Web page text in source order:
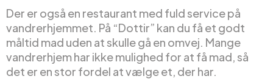
Der er også en restaurant med fuld service på
vandrerhjemmet. På “Dottir” kan du få et godt
måltid mad uden at skulle gå en omvej. Mange
vandrerhjem har ikke mulighed for at få mad, så
det er en stor fordel at vælge et, der har.